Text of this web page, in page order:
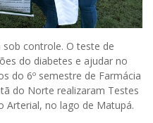
sob controle. O teste de
do diabetes e ajudar no
do 6º semestre de Farmácia
do Norte realizaram Testes
Arterial, no lago de Matupá.